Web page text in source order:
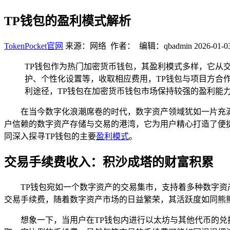
TP钱包的盈利模式解析
TokenPocket官网 来源：网络 作者： 编辑：qbadmin 2026-01-
TP钱包作为热门加密货币钱包，其盈利模式多样，它
护、个性化设置等，收取相应费用，TP钱包与项目方
利途径，TP钱包在加密货币钱包市场保持较强的盈利能
在当今数字化浪潮席卷的时代，数字资产领域犹如一片
户信赖的数字资产存储与交易的港湾，它为用户精心打造了
同深入探寻TP钱包的主要盈利模式。
交易手续费收入：积沙成塔的财富积累
TP钱包宛如一个数字资产的交易集市，支持着多种数字
交易手续费，随着数字资产市场的日益繁荣，其活跃度如同
想象一下，当用户在TP钱包内进行以太坊与其他代币的